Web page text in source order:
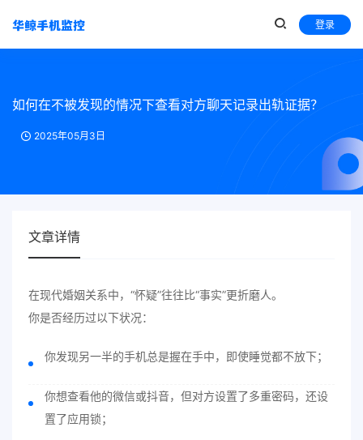
登录
如何在不被发现的情况下查看对方聊天记录出轨证据？
2025年05月3日
文章详情
在现代婚姻关系中，“怀疑”往往比“事实”更折磨人。
你是否经历过以下状况：
你发现另一半的手机总是握在手中，即使睡觉都不放下；
你想查看他的微信或抖音，但对方设置了多重密码，还设
置了应用锁；